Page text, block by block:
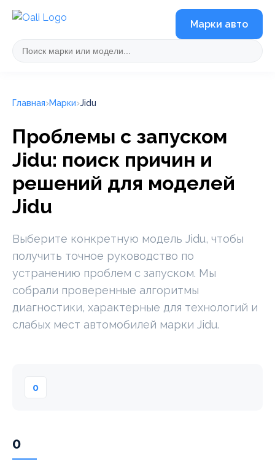
Марки авто
Главная Марки Jidu
Проблемы с запуском
Jidu: поиск причин и
решений для моделей
Jidu
Выберите конкретную модель Jidu, чтобы
получить точное руководство по
устранению проблем с запуском. Мы
собрали проверенные алгоритмы
диагностики, характерные для технологий и
слабых мест автомобилей марки Jidu.
0
0